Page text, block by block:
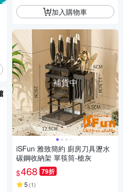
加入購物車
補貨中
iSFun 雅致簡約 廚房刀具瀝水
碳鋼收納架 單筷筒-槍灰
$468 79折
5 (1)